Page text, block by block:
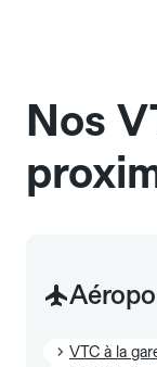
Nos
VTC à la